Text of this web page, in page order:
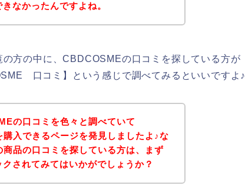
なかったんですよね。
方の中に、CBDCOSMEの口コミを探している方が
口コミ】という感じで調べてみるといいですよ♪
の口コミを色々と調べていて
入できるページを発見しましたよ♪な
品の口コミを探している方は、まず
されてみてはいかがでしょうか？